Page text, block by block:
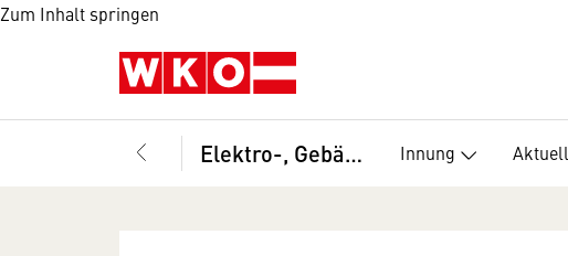
Zum Inhalt springen
Elektro-, Gebäude-, Alarm- und Kommunikationstechniker, Landesinnung Innung Aktuell